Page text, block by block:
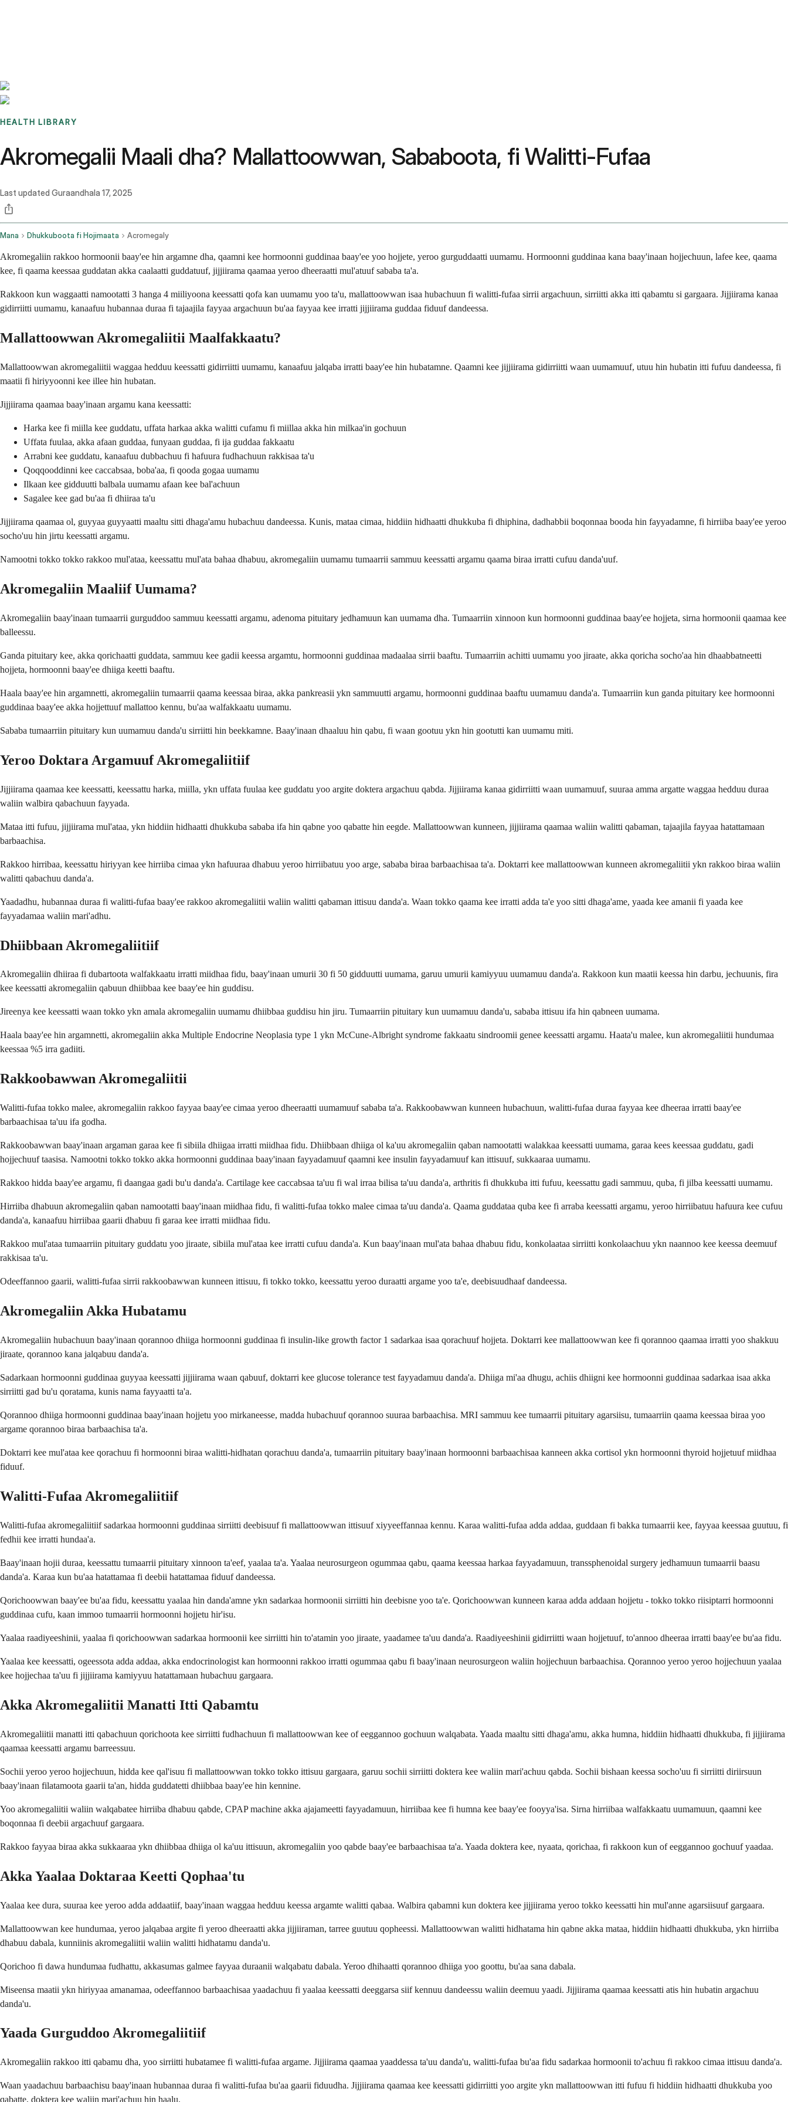
HEALTH LIBRARY
Akromegalii Maali dha? Mallattoowwan, Sababoota, fi Walitti-Fufaa
Last updated Guraandhala 17, 2025
Mana Dhukkuboota fi Hojimaata Acromegaly
Akromegaliin rakkoo hormoonii baay'ee hin argamne dha, qaamni kee hormoonni guddinaa baay'ee yoo hojjete, yeroo gurguddaatti uumamu. Hormoonni guddinaa kana baay'inaan hojjechuun, lafee kee, qaama
kee, fi qaama keessaa guddatan akka caalaatti guddatuuf, jijjiirama qaamaa yeroo dheeraatti mul'atuuf sababa ta'a.
Rakkoon kun waggaatti namootatti 3 hanga 4 miiliyoona keessatti qofa kan uumamu yoo ta'u, mallattoowwan isaa hubachuun fi walitti-fufaa sirrii argachuun, sirriitti akka itti qabamtu si gargaara. Jijjiirama kanaa
gidirriitti uumamu, kanaafuu hubannaa duraa fi tajaajila fayyaa argachuun bu'aa fayyaa kee irratti jijjiirama guddaa fiduuf dandeessa.
Mallattoowwan Akromegaliitii Maalfakkaatu?
Mallattoowwan akromegaliitii waggaa hedduu keessatti gidirriitti uumamu, kanaafuu jalqaba irratti baay'ee hin hubatamne. Qaamni kee jijjiirama gidirriitti waan uumamuuf, utuu hin hubatin itti fufuu dandeessa, fi
maatii fi hiriyyoonni kee illee hin hubatan.
Jijjiirama qaamaa baay'inaan argamu kana keessatti:
Harka kee fi miilla kee guddatu, uffata harkaa akka walitti cufamu fi miillaa akka hin milkaa'in gochuun
Uffata fuulaa, akka afaan guddaa, funyaan guddaa, fi ija guddaa fakkaatu
Arrabni kee guddatu, kanaafuu dubbachuu fi hafuura fudhachuun rakkisaa ta'u
Qoqqooddinni kee caccabsaa, boba'aa, fi qooda gogaa uumamu
Ilkaan kee gidduutti balbala uumamu afaan kee bal'achuun
Sagalee kee gad bu'aa fi dhiiraa ta'u
Jijjiirama qaamaa ol, guyyaa guyyaatti maaltu sitti dhaga'amu hubachuu dandeessa. Kunis, mataa cimaa, hiddiin hidhaatti dhukkuba fi dhiphina, dadhabbii boqonnaa booda hin fayyadamne, fi hirriiba baay'ee yeroo
socho'uu hin jirtu keessatti argamu.
Namootni tokko tokko rakkoo mul'ataa, keessattu mul'ata bahaa dhabuu, akromegaliin uumamu tumaarrii sammuu keessatti argamu qaama biraa irratti cufuu danda'uuf.
Akromegaliin Maaliif Uumama?
Akromegaliin baay'inaan tumaarrii gurguddoo sammuu keessatti argamu, adenoma pituitary jedhamuun kan uumama dha. Tumaarriin xinnoon kun hormoonni guddinaa baay'ee hojjeta, sirna hormoonii qaamaa kee
balleessu.
Ganda pituitary kee, akka qorichaatti guddata, sammuu kee gadii keessa argamtu, hormoonni guddinaa madaalaa sirrii baaftu. Tumaarriin achitti uumamu yoo jiraate, akka qoricha socho'aa hin dhaabbatneetti
hojjeta, hormoonni baay'ee dhiiga keetti baaftu.
Haala baay'ee hin argamnetti, akromegaliin tumaarrii qaama keessaa biraa, akka pankreasii ykn sammuutti argamu, hormoonni guddinaa baaftu uumamuu danda'a. Tumaarriin kun ganda pituitary kee hormoonni
guddinaa baay'ee akka hojjettuuf mallattoo kennu, bu'aa walfakkaatu uumamu.
Sababa tumaarriin pituitary kun uumamuu danda'u sirriitti hin beekkamne. Baay'inaan dhaaluu hin qabu, fi waan gootuu ykn hin gootutti kan uumamu miti.
Yeroo Doktara Argamuuf Akromegaliitiif
Jijjiirama qaamaa kee keessatti, keessattu harka, miilla, ykn uffata fuulaa kee guddatu yoo argite doktera argachuu qabda. Jijjiirama kanaa gidirriitti waan uumamuuf, suuraa amma argatte waggaa hedduu duraa
waliin walbira qabachuun fayyada.
Mataa itti fufuu, jijjiirama mul'ataa, ykn hiddiin hidhaatti dhukkuba sababa ifa hin qabne yoo qabatte hin eegde. Mallattoowwan kunneen, jijjiirama qaamaa waliin walitti qabaman, tajaajila fayyaa hatattamaan
barbaachisa.
Rakkoo hirribaa, keessattu hiriyyan kee hirriiba cimaa ykn hafuuraa dhabuu yeroo hirriibatuu yoo arge, sababa biraa barbaachisaa ta'a. Doktarri kee mallattoowwan kunneen akromegaliitii ykn rakkoo biraa waliin
walitti qabachuu danda'a.
Yaadadhu, hubannaa duraa fi walitti-fufaa baay'ee rakkoo akromegaliitii waliin walitti qabaman ittisuu danda'a. Waan tokko qaama kee irratti adda ta'e yoo sitti dhaga'ame, yaada kee amanii fi yaada kee
fayyadamaa waliin mari'adhu.
Dhiibbaan Akromegaliitiif
Akromegaliin dhiiraa fi dubartoota walfakkaatu irratti miidhaa fidu, baay'inaan umurii 30 fi 50 gidduutti uumama, garuu umurii kamiyyuu uumamuu danda'a. Rakkoon kun maatii keessa hin darbu, jechuunis, fira
kee keessatti akromegaliin qabuun dhiibbaa kee baay'ee hin guddisu.
Jireenya kee keessatti waan tokko ykn amala akromegaliin uumamu dhiibbaa guddisu hin jiru. Tumaarriin pituitary kun uumamuu danda'u, sababa ittisuu ifa hin qabneen uumama.
Haala baay'ee hin argamnetti, akromegaliin akka Multiple Endocrine Neoplasia type 1 ykn McCune-Albright syndrome fakkaatu sindroomii genee keessatti argamu. Haata'u malee, kun akromegaliitii hundumaa
keessaa %5 irra gadiiti.
Rakkoobawwan Akromegaliitii
Walitti-fufaa tokko malee, akromegaliin rakkoo fayyaa baay'ee cimaa yeroo dheeraatti uumamuuf sababa ta'a. Rakkoobawwan kunneen hubachuun, walitti-fufaa duraa fayyaa kee dheeraa irratti baay'ee
barbaachisaa ta'uu ifa godha.
Rakkoobawwan baay'inaan argaman garaa kee fi sibiila dhiigaa irratti miidhaa fidu. Dhiibbaan dhiiga ol ka'uu akromegaliin qaban namootatti walakkaa keessatti uumama, garaa kees keessaa guddatu, gadi
hojjechuuf taasisa. Namootni tokko tokko akka hormoonni guddinaa baay'inaan fayyadamuuf qaamni kee insulin fayyadamuuf kan ittisuuf, sukkaaraa uumamu.
Rakkoo hidda baay'ee argamu, fi daangaa gadi bu'u danda'a. Cartilage kee caccabsaa ta'uu fi wal irraa bilisa ta'uu danda'a, arthritis fi dhukkuba itti fufuu, keessattu gadi sammuu, quba, fi jilba keessatti uumamu.
Hirriiba dhabuun akromegaliin qaban namootatti baay'inaan miidhaa fidu, fi walitti-fufaa tokko malee cimaa ta'uu danda'a. Qaama guddataa quba kee fi arraba keessatti argamu, yeroo hirriibatuu hafuura kee cufuu
danda'a, kanaafuu hirriibaa gaarii dhabuu fi garaa kee irratti miidhaa fidu.
Rakkoo mul'ataa tumaarriin pituitary guddatu yoo jiraate, sibiila mul'ataa kee irratti cufuu danda'a. Kun baay'inaan mul'ata bahaa dhabuu fidu, konkolaataa sirriitti konkolaachuu ykn naannoo kee keessa deemuuf
rakkisaa ta'u.
Odeeffannoo gaarii, walitti-fufaa sirrii rakkoobawwan kunneen ittisuu, fi tokko tokko, keessattu yeroo duraatti argame yoo ta'e, deebisuudhaaf dandeessa.
Akromegaliin Akka Hubatamu
Akromegaliin hubachuun baay'inaan qorannoo dhiiga hormoonni guddinaa fi insulin-like growth factor 1 sadarkaa isaa qorachuuf hojjeta. Doktarri kee mallattoowwan kee fi qorannoo qaamaa irratti yoo shakkuu
jiraate, qorannoo kana jalqabuu danda'a.
Sadarkaan hormoonni guddinaa guyyaa keessatti jijjiirama waan qabuuf, doktarri kee glucose tolerance test fayyadamuu danda'a. Dhiiga mi'aa dhugu, achiis dhiigni kee hormoonni guddinaa sadarkaa isaa akka
sirriitti gad bu'u qoratama, kunis nama fayyaatti ta'a.
Qorannoo dhiiga hormoonni guddinaa baay'inaan hojjetu yoo mirkaneesse, madda hubachuuf qorannoo suuraa barbaachisa. MRI sammuu kee tumaarrii pituitary agarsiisu, tumaarriin qaama keessaa biraa yoo
argame qorannoo biraa barbaachisa ta'a.
Doktarri kee mul'ataa kee qorachuu fi hormoonni biraa walitti-hidhatan qorachuu danda'a, tumaarriin pituitary baay'inaan hormoonni barbaachisaa kanneen akka cortisol ykn hormoonni thyroid hojjetuuf miidhaa
fiduuf.
Walitti-Fufaa Akromegaliitiif
Walitti-fufaa akromegaliitiif sadarkaa hormoonni guddinaa sirriitti deebisuuf fi mallattoowwan ittisuuf xiyyeeffannaa kennu. Karaa walitti-fufaa adda addaa, guddaan fi bakka tumaarrii kee, fayyaa keessaa guutuu, fi
fedhii kee irratti hundaa'a.
Baay'inaan hojii duraa, keessattu tumaarrii pituitary xinnoon ta'eef, yaalaa ta'a. Yaalaa neurosurgeon ogummaa qabu, qaama keessaa harkaa fayyadamuun, transsphenoidal surgery jedhamuun tumaarrii baasu
danda'a. Karaa kun bu'aa hatattamaa fi deebii hatattamaa fiduuf dandeessa.
Qorichoowwan baay'ee bu'aa fidu, keessattu yaalaa hin danda'amne ykn sadarkaa hormoonii sirriitti hin deebisne yoo ta'e. Qorichoowwan kunneen karaa adda addaan hojjetu - tokko tokko riisiptarri hormoonni
guddinaa cufu, kaan immoo tumaarrii hormoonni hojjetu hir'isu.
Yaalaa raadiyeeshinii, yaalaa fi qorichoowwan sadarkaa hormoonii kee sirriitti hin to'atamin yoo jiraate, yaadamee ta'uu danda'a. Raadiyeeshinii gidirriitti waan hojjetuuf, to'annoo dheeraa irratti baay'ee bu'aa fidu.
Yaalaa kee keessatti, ogeessota adda addaa, akka endocrinologist kan hormoonni rakkoo irratti ogummaa qabu fi baay'inaan neurosurgeon waliin hojjechuun barbaachisa. Qorannoo yeroo yeroo hojjechuun yaalaa
kee hojjechaa ta'uu fi jijjiirama kamiyyuu hatattamaan hubachuu gargaara.
Akka Akromegaliitii Manatti Itti Qabamtu
Akromegaliitii manatti itti qabachuun qorichoota kee sirriitti fudhachuun fi mallattoowwan kee of eeggannoo gochuun walqabata. Yaada maaltu sitti dhaga'amu, akka humna, hiddiin hidhaatti dhukkuba, fi jijjiirama
qaamaa keessatti argamu barreessuu.
Sochii yeroo yeroo hojjechuun, hidda kee qal'isuu fi mallattoowwan tokko tokko ittisuu gargaara, garuu sochii sirriitti doktera kee waliin mari'achuu qabda. Sochii bishaan keessa socho'uu fi sirriitti diriirsuun
baay'inaan filatamoota gaarii ta'an, hidda guddatetti dhiibbaa baay'ee hin kennine.
Yoo akromegaliitii waliin walqabatee hirriiba dhabuu qabde, CPAP machine akka ajajameetti fayyadamuun, hirriibaa kee fi humna kee baay'ee fooyya'isa. Sirna hirriibaa walfakkaatu uumamuun, qaamni kee
boqonnaa fi deebii argachuuf gargaara.
Rakkoo fayyaa biraa akka sukkaaraa ykn dhiibbaa dhiiga ol ka'uu ittisuun, akromegaliin yoo qabde baay'ee barbaachisaa ta'a. Yaada doktera kee, nyaata, qorichaa, fi rakkoon kun of eeggannoo gochuuf yaadaa.
Akka Yaalaa Doktaraa Keetti Qophaa'tu
Yaalaa kee dura, suuraa kee yeroo adda addaatiif, baay'inaan waggaa hedduu keessa argamte walitti qabaa. Walbira qabamni kun doktera kee jijjiirama yeroo tokko keessatti hin mul'anne agarsiisuuf gargaara.
Mallattoowwan kee hundumaa, yeroo jalqabaa argite fi yeroo dheeraatti akka jijjiiraman, tarree guutuu qopheessi. Mallattoowwan walitti hidhatama hin qabne akka mataa, hiddiin hidhaatti dhukkuba, ykn hirriiba
dhabuu dabala, kunniinis akromegaliitii waliin walitti hidhatamu danda'u.
Qorichoo fi dawa hundumaa fudhattu, akkasumas galmee fayyaa duraanii walqabatu dabala. Yeroo dhihaatti qorannoo dhiiga yoo goottu, bu'aa sana dabala.
Miseensa maatii ykn hiriyyaa amanamaa, odeeffannoo barbaachisaa yaadachuu fi yaalaa keessatti deeggarsa siif kennuu dandeessu waliin deemuu yaadi. Jijjiirama qaamaa keessatti atis hin hubatin argachuu
danda'u.
Yaada Gurguddoo Akromegaliitiif
Akromegaliin rakkoo itti qabamu dha, yoo sirriitti hubatamee fi walitti-fufaa argame. Jijjiirama qaamaa yaaddessa ta'uu danda'u, walitti-fufaa bu'aa fidu sadarkaa hormoonii to'achuu fi rakkoo cimaa ittisuu danda'a.
Waan yaadachuu barbaachisu baay'inaan hubannaa duraa fi walitti-fufaa bu'aa gaarii fiduudha. Jijjiirama qaamaa kee keessatti gidirriitti yoo argite ykn mallattoowwan itti fufuu fi hiddiin hidhaatti dhukkuba yoo
qabatte, doktera kee waliin mari'achuu hin haalu.